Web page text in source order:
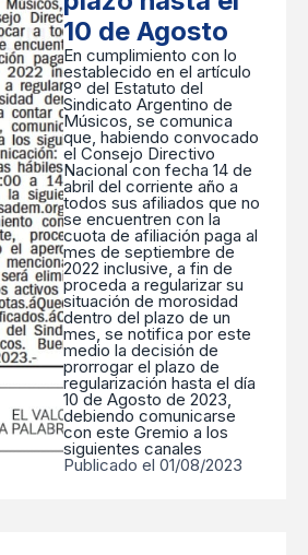
10 de Agosto
En cumplimiento con lo
establecido en el artículo
8º del Estatuto del
Sindicato Argentino de
Músicos, se comunica
que, habiendo convocado
el Consejo Directivo
Nacional con fecha 14 de
abril del corriente año a
todos sus afiliados que no
se encuentren con la
cuota de afiliación paga al
mes de septiembre de
2022 inclusive, a fin de
proceda a regularizar su
situación de morosidad
dentro del plazo de un
mes, se notifica por este
medio la decisión de
prorrogar el plazo de
regularización hasta el día
10 de Agosto de 2023,
debiendo comunicarse
con este Gremio a los
siguientes canales
Publicado el 01/08/2023